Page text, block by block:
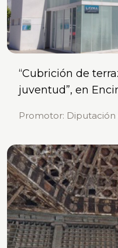
“Cubrición de
juventud”, en
Promotor: Diputación